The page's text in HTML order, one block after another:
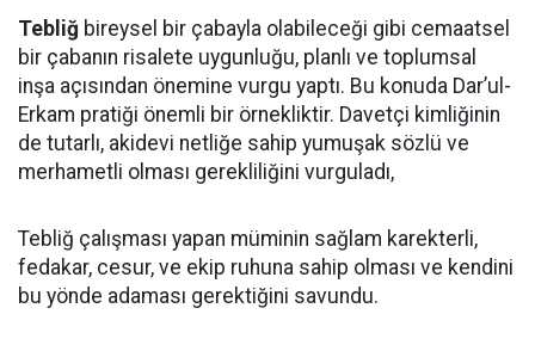
Tebliğ bireysel bir çabayla olabileceği gibi cemaatsel
bir çabanın risalete uygunluğu, planlı ve toplumsal
inşa açısından önemine vurgu yaptı. Bu konuda Dar’ul-
Erkam pratiği önemli bir örnekliktir. Davetçi kimliğinin
de tutarlı, akidevi netliğe sahip yumuşak sözlü ve
merhametli olması gerekliliğini vurguladı,
Tebliğ çalışması yapan müminin sağlam karekterli,
fedakar, cesur, ve ekip ruhuna sahip olması ve kendini
bu yönde adaması gerektiğini savundu.